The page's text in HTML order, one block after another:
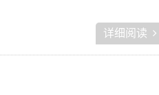
详细阅读